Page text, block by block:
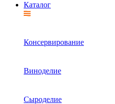
Каталог
Консервирование
Виноделие
Сыроделие